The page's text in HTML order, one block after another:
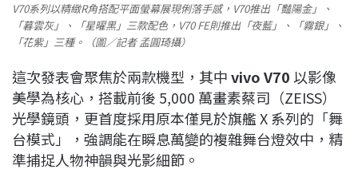
V70系列以精緻R角搭配平面螢幕展現俐落手感，V70推出「豔陽金」、
「暮雲灰」、「星曜黑」三款配色，V70 FE則推出「夜藍」、「霧銀」、
「花紫」三種。（圖／記者 孟圓琦攝）
這次發表會聚焦於兩款機型，其中vivo V70以影像
美學為核心，搭載前後 5,000 萬畫素蔡司（ZEISS）
光學鏡頭，更首度採用原本僅見於旗艦 X 系列的「舞
台模式」，強調能在瞬息萬變的複雜舞台燈效中，精
準捕捉人物神韻與光影細節。